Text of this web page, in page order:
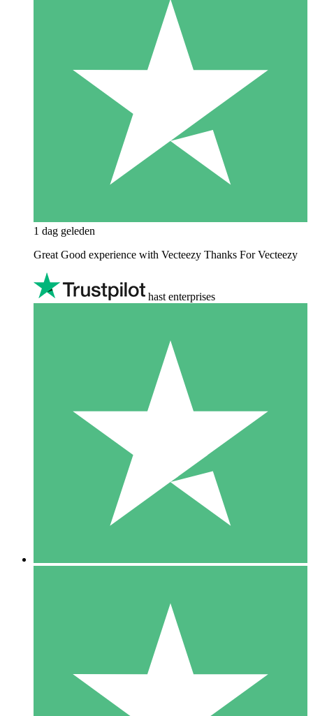
1 dag geleden
Great Good experience with Vecteezy Thanks For Vecteezy
hast enterprises